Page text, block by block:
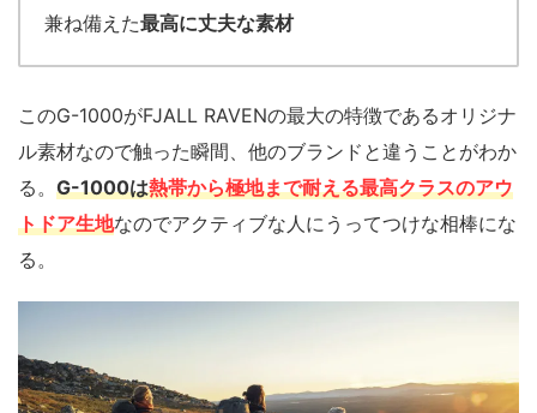
兼ね備えた最高に丈夫な素材
このG-1000がFJALL RAVENの最大の特徴であるオリジナ
ル素材なので触った瞬間、他のブランドと違うことがわか
る。 G-1000は熱帯から極地まで耐える最高クラスのアウ
トドア生地なのでアクティブな人にうってつけな相棒にな
る。